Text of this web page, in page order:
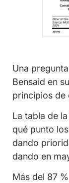
Una
Bensaid en
principios de
La tabla de
qué punto
dando
dando en
Más del 87